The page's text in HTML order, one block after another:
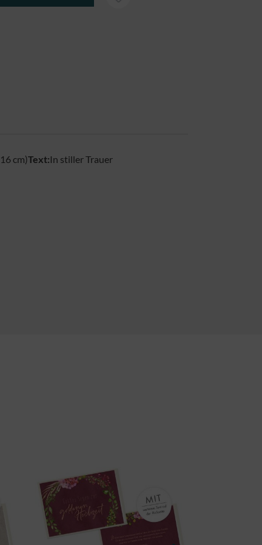
cm)Text:In stiller Trauer